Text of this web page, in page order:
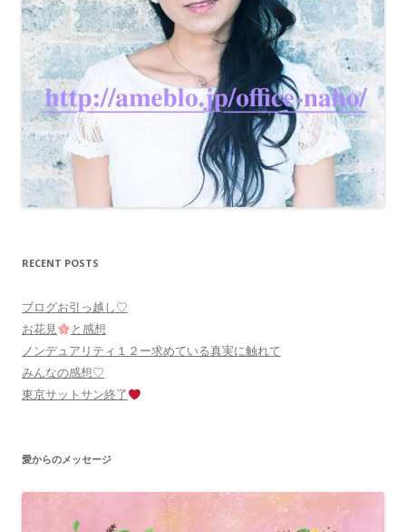
RECENT POSTS
ブログお引っ越し♡
お花見
と感想
ノンデュアリティ１２ー求めている真実に触れて
みんなの感想♡
東京サットサン終了
愛からのメッセージ